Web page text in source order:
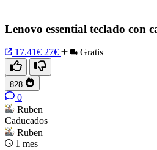
Lenovo essential teclado con
17.41€ 27€ Gratis
828
0
Ruben
Caducados
Ruben
1 mes